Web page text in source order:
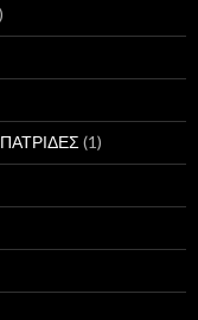
(1)